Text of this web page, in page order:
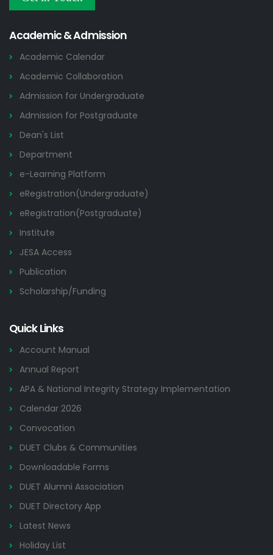
2026
Academic & Admission
Academic Calendar
Academic Collaboration
Admission for Undergraduate
Admission for Postgraduate
Dean's List
Department
e-Learning Platform
eRegistration(Undergraduate)
eRegistration(Postgraduate)
Institute
JESA Access
Publication
Scholarship/Funding
Quick Links
Account Manual
Annual Report
APA & National Integrity Strategy Implementation
Calendar 2026
Convocation
DUET Clubs & Communities
Downloadable Forms
DUET Alumni Association
DUET Directory App
Latest News
Holiday List